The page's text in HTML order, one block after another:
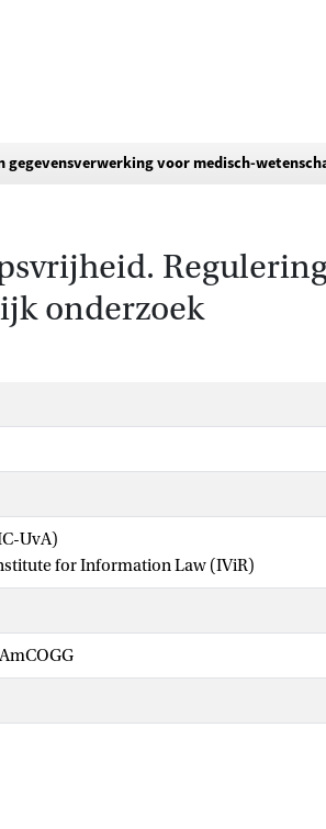
voor medisch-
onderzoek
UvA)
for Information Law (IViR)